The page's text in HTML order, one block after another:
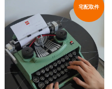
宅配取件